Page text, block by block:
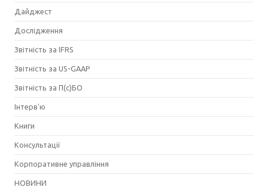
Дайджест
Дослідження
Звітність за IFRS
Звітність за US-GAAP
Звітність за П(с)БО
Інтерв'ю
Книги
Консультації
Корпоративне управління
НОВИНИ